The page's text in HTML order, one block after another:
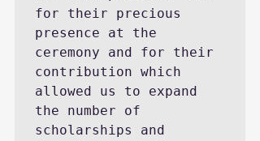
for their precious
presence at the
ceremony and for their
contribution which
allowed us to expand
the number of
scholarships and